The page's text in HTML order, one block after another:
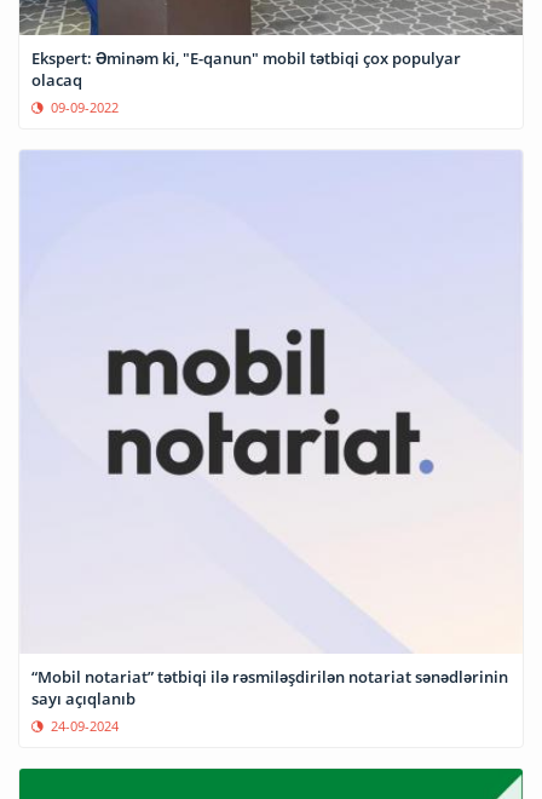
Ekspert: Əminəm ki, "E-qanun" mobil tətbiqi çox populyar
olacaq
09-09-2022
“Mobil notariat” tətbiqi ilə rəsmiləşdirilən notariat sənədlərinin
sayı açıqlanıb
24-09-2024